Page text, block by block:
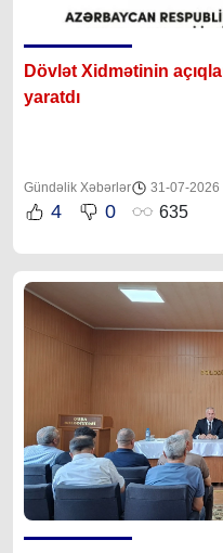
Dövlət Xidmətinin
yaratdı
Gündəlik Xəbərlər 31-07-2026
4 0 635